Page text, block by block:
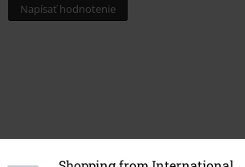
Napísať hodnotenie